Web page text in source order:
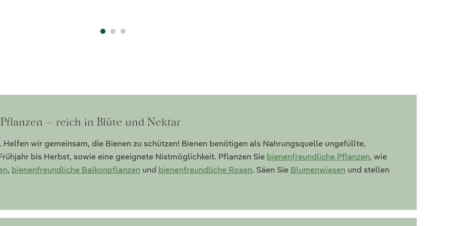
– reich in Blüte und Nektar
Helfen wir gemeinsam, die Bienen zu schützen! Bienen benötigen als Nahrungsquelle ungefüllte,
bis Herbst, sowie eine geeignete Nistmöglichkeit. Pflanzen Sie bienenfreundliche Pflanzen, wie
, bienenfreundliche Balkonpflanzen und bienenfreundliche Rosen. Säen Sie Blumenwiesen und stellen